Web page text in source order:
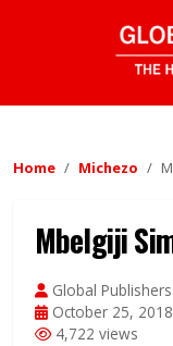
Home Michezo
Mbelgiji
Global Publishers
October 25, 2018
4,722 views